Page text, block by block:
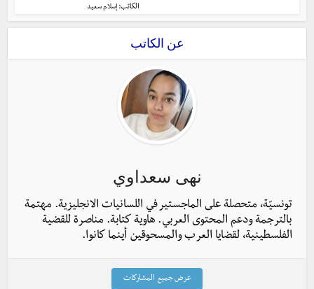
الكاتب: إسلام سعيد
عن الكاتب
نهى سعداوي
تونسيّة، متحصلة على الماجستير في اللسانيات الانجليزية. مهتمة
بالترجمة ودعم المحتوى العربي. هاوية كتابة. مناصرة للقضية
الفلسطينية، لقضايا العرب والمسحوقين أينما كانوا.
عرض جميع المشاركات